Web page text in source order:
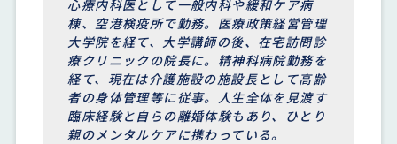
心療内科医として一般内科や緩和ケア病
棟、空港検疫所で勤務。医療政策経営管理
大学院を経て、大学講師の後、在宅訪問診
療クリニックの院長に。精神科病院勤務を
経て、現在は介護施設の施設長として高齢
者の身体管理等に従事。人生全体を見渡す
臨床経験と自らの離婚体験もあり、ひとり
親のメンタルケアに携わっている。